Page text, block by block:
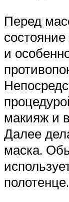
Перед
и
макияж и
Далее
маска.
полотенце.